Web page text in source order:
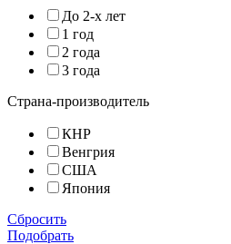
До 2-х лет
1 год
2 года
3 года
Страна-производитель
КНР
Венгрия
США
Япония
Сбросить
Подобрать